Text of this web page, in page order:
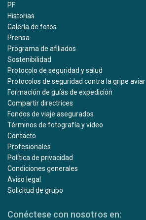
PF
Historias
Galería de fotos
Prensa
Programa de afiliados
Sostenibilidad
Protocolo de seguridad y salud
Protocolos de seguridad contra la gripe aviar
Formación de guías de expedición
Compartir directrices
Fondos de viaje asegurados
Términos de fotografía y vídeo
Contacto
Profesionales
Política de privacidad
Condiciones generales
Aviso legal
Solicitud de grupo
Conéctese con nosotros en: